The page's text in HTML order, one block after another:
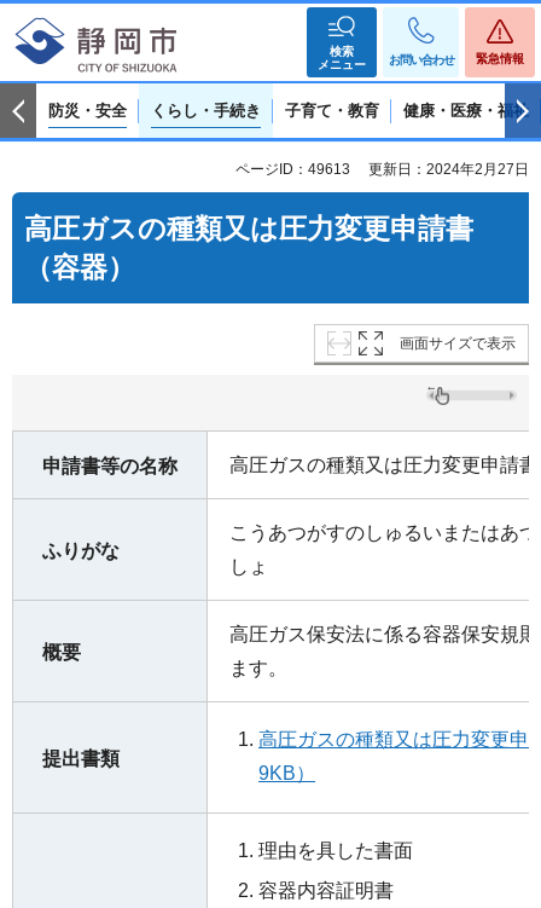
検索
メニュー
お問い合わせ 緊急情報
防災・安全 くらし・手続き 子育て・教育 健康・医療・福祉
ページID：49613 更新日：2024年2月27日
高圧ガスの種類又は圧力変更申請書
（容器）
画面サイズで表示
申請書等の名称 高圧ガスの種類又は圧力変更申請
ふりがな
こうあつがすのしゅるいまたはあ
しょ
概要
高圧ガス保安法に係る容器保安規
ます。
提出書類
高圧ガスの種類又は圧力変更申
9KB）
理由を具した書面
容器内容証明書